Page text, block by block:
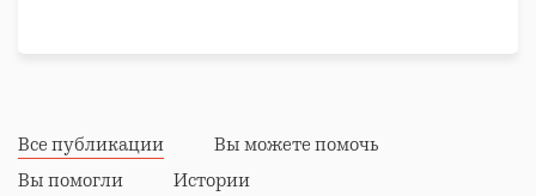
Все публикации
Вы можете помочь
Вы помогли
Истории